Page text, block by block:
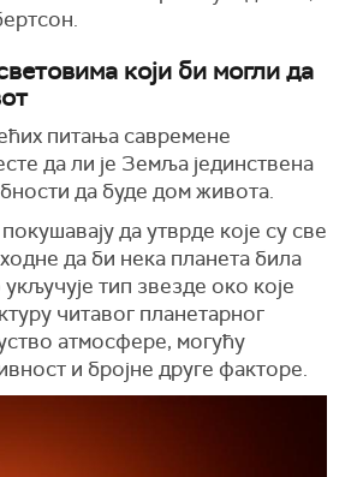
који би могли да
питања савремене
да ли је Земља јединствена
да буде дом живота.
да утврде које су све
да би нека планета била
тип звезде око које
читавог планетарног
атмосфере, могућу
и бројне друге факторе.